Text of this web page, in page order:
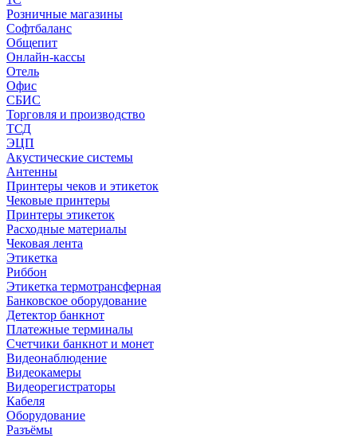
Розничные магазины
Софтбаланс
Общепит
Онлайн-кассы
Отель
Офис
СБИС
Торговля и производство
ТСД
ЭЦП
Акустические системы
Антенны
Принтеры чеков и этикеток
Чековые принтеры
Принтеры этикеток
Расходные материалы
Чековая лента
Этикетка
Риббон
Этикетка термотрансферная
Банковское оборудование
Детектор банкнот
Платежные терминалы
Счетчики банкнот и монет
Видеонаблюдение
Видеокамеры
Видеорегистраторы
Кабеля
Оборудование
Разъёмы